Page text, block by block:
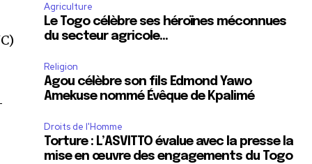
Agriculture
Le Togo célèbre ses héroïnes méconnues
du secteur agricole…
Religion
Agou célèbre son fils Edmond Yawo
Amekuse nommé Évêque de Kpalimé
Droits de l'Homme
Torture : L’ASVITTO évalue avec la presse la
mise en œuvre des engagements du Togo